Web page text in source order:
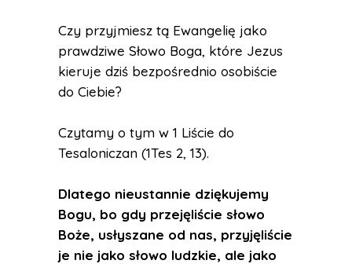
Czy przyjmiesz tą Ewangelię jako
prawdziwe Słowo Boga, które Jezus
kieruje dziś bezpośrednio osobiście
do Ciebie?
Czytamy o tym w 1 Liście do
Tesaloniczan (1Tes 2, 13).
Dlatego nieustannie dziękujemy
Bogu, bo gdy przejęliście słowo
Boże, usłyszane od nas, przyjęliście
je nie jako słowo ludzkie, ale jako